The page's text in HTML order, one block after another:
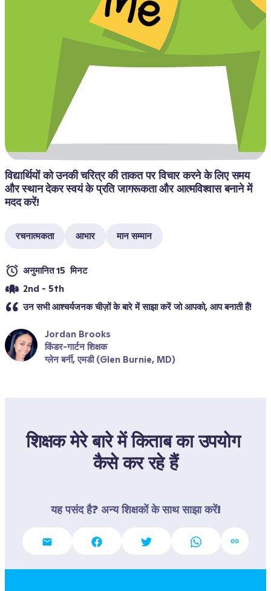
विद्यार्थियों को उनकी चरित्र की ताकत पर विचार करने के लिए समय
और स्थान देकर स्वयं के प्रति जागरूकता और आत्मविश्वास बनाने में
मदद करें!
रचनात्मकता आभार मान सम्मान
अनुमानित 15  मिनट
2nd - 5th
उन सभी आश्चर्यजनक चीज़ों के बारे में साझा करें जो आपको, आप बनाती हैं!
Jordan Brooks
किंडर-गार्टन शिक्षक
ग्लेन बर्नी, एमडी (Glen Burnie, MD)
शिक्षक मेरे बारे में किताब का उपयोग
कैसे कर रहे हैं
यह पसंद है? अन्य शिक्षकों के साथ साझा करें!